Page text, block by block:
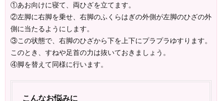
①あお向けに寝て、両ひざを立てます。
②左脚に右脚を乗せ、右脚のふくらはぎの外側が左脚のひざの外
側に当たるようにします。
③この状態で、右脚のひざから下を上下にプラプラゆすります。
このとき、すねや足首の力は抜いておきましょう。
④脚を替えて同様に行います。
こんなお悩みに